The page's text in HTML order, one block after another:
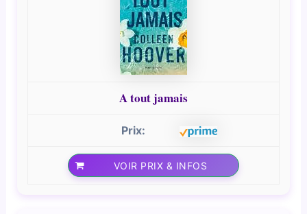
A tout jamais
VOIR PRIX & INFOS